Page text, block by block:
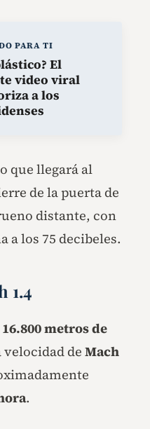
PARA TI
El
video viral
a los
que llegará al
de la puerta de
distante, con
a los 75 decibeles.
1.4
16.800 metros de
de Mach
.